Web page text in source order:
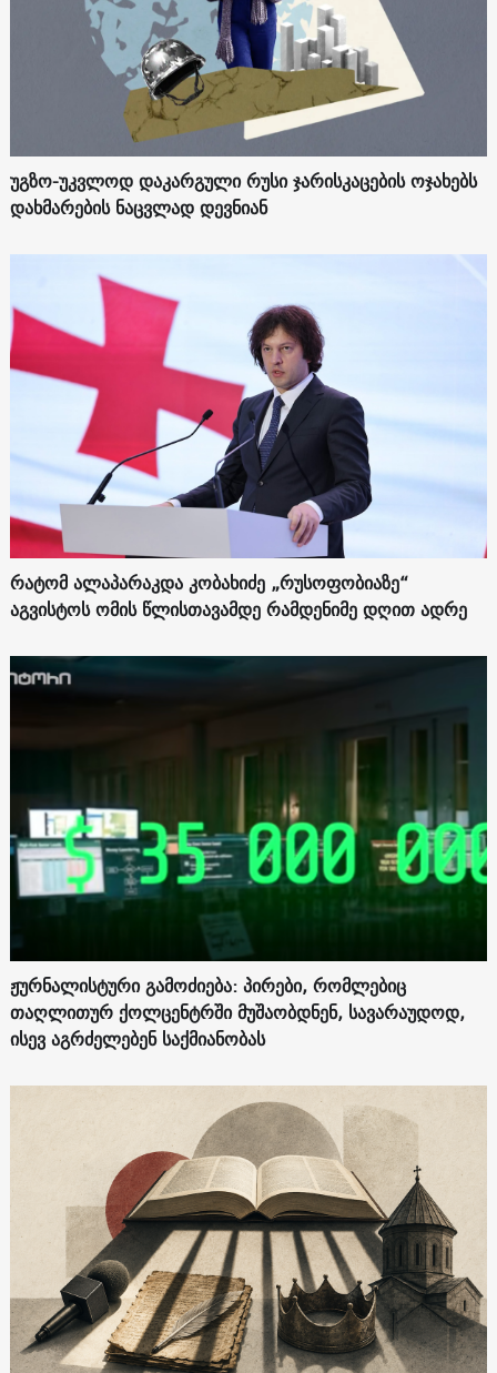
უგზო-უკვლოდ დაკარგული რუსი ჯარისკაცების ოჯახებს
დახმარების ნაცვლად დევნიან
რატომ ალაპარაკდა კობახიძე „რუსოფობიაზე“
აგვისტოს ომის წლისთავამდე რამდენიმე დღით ადრე
ჟურნალისტური გამოძიება: პირები, რომლებიც
თაღლითურ ქოლცენტრში მუშაობდნენ, სავარაუდოდ,
ისევ აგრძელებენ საქმიანობას